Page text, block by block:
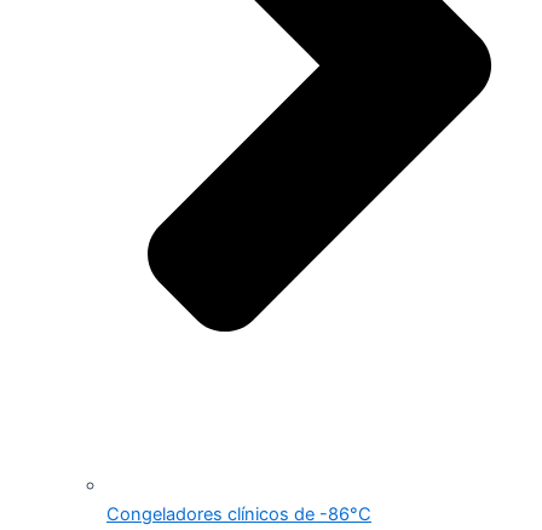
Congeladores clínicos de -86°C